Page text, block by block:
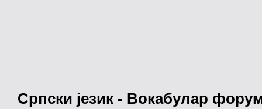
Српски језик - Вокабулар